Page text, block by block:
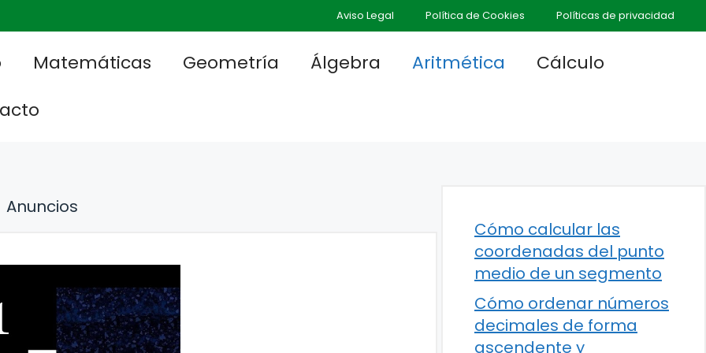
Aviso Legal Política de Cookies Políticas de privacidad
Matemáticas Geometría Álgebra Aritmética
Cálculo
Anuncios
Cómo calcular las
coordenadas del punto
medio de un segmento
Cómo ordenar números
decimales de forma
ascendente y